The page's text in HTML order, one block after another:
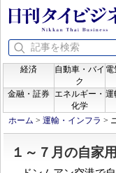
経済
自動車・バイ
ク
電
金融・証券
エネルギー・
化学
運
ホーム > 運輸・インフラ >
１～７月の自家